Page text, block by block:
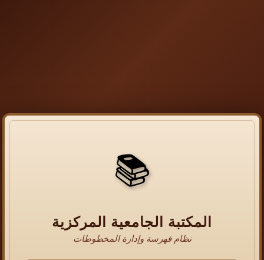
📚
المكتبة الجامعية المركزية
نظام فهرسة وإدارة المخطوطات